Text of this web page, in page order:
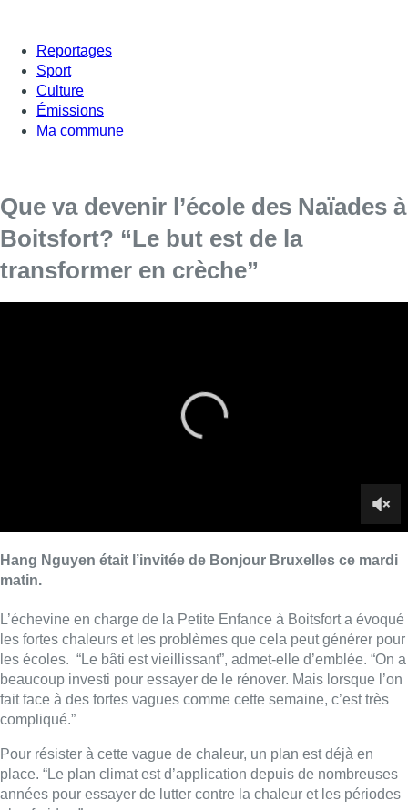
Reportages
Sport
Culture
Émissions
Ma commune
Que va devenir l’école des Naïades à
Boitsfort? “Le but est de la
transformer en crèche”
les fortes chaleurs et les problèmes que cela peut générer pour
les écoles. “Le bâti est vieillissant”, admet-elle d’emblée. “On a
beaucoup investi pour essayer de le rénover. Mais lorsque l’on
Pour résister à cette vague de chaleur, un plan est déjà en
place. “Le plan climat est d’application depuis de nombreuses
plus froides.”
rapport à l’école avec le nouveau décret-programme. “Les prix
suivent l’inflation, mais ils restent très abordables. Certes, il y a
une légère augmentation mais la commune continue
d’intervenir pour aider les familles afin qu’elles ne payent pas
le prix plein. A titre d’exemple, un repas chaud est de 3,10
euros. Cela reste démocratique.”
Une seule école va connaître une coupure de la gratuité des
repas scolaires. “Il s’agit de celle du Karrenberg qui se trouve
dans un enseignement différencié. L’année dernière, les repas